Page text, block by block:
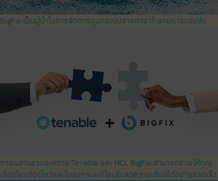
BigFix เป็นผู้นำในการจัดการอุปกรณ์ปลายทาง ทำลายการแข่งขัน
การผสานรวมระหว่าง Tenable และ HCL BigFix สามารถช่วยให้คุณ
เชื่อมโยงช่องโหว่และโปรแกรมแก้ไขเพื่อลดความเสี่ยงได้อย่างรวดเร็ว